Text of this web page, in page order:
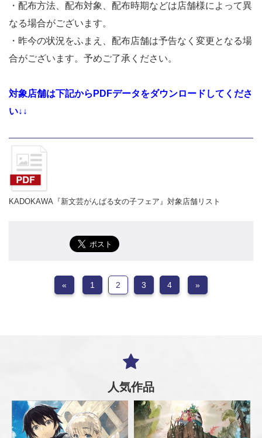
・配布方法、配布対象、配布時期などは店舗様によって異
なる場合がございます。
・昨今の状況をふまえ、配布店舗は予告なく変更となる場
合がございます。予めご了承ください。
対象店舗は下記からPDFデータをダウンロードしてくださ
い↓↓
KADOKAWA『新文芸がんばる女の子フェア』対象店舗リスト
« 1 2 3 4 »
人気作品